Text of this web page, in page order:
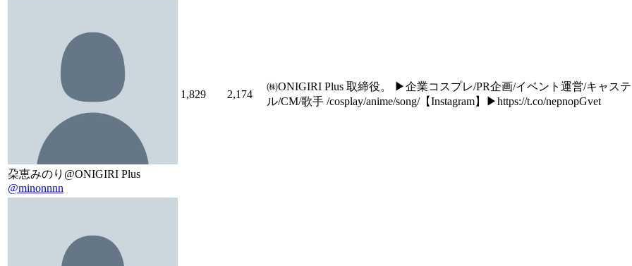
朶恵みのり@ONIGIRI Plus
@minonnnn
1,829 2,174
㈱ONIGIRI Plus 取締役。 ▶︎企業コスプレ/PR企画/イベント運営/キャス
ル/CM/歌手 /cosplay/anime/song/【Instagram】▶︎https://t.co/nepnopGvet